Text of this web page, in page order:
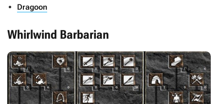
Dragoon
Whirlwind Barbarian